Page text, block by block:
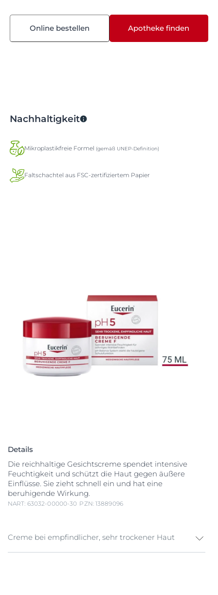
Online bestellen Apotheke finden
Nachhaltigkeit
Mikroplastikfreie Formel (gemäß UNEP-Definition)
Faltschachtel aus FSC-zertifiziertem Papier
Details
Die reichhaltige Gesichtscreme spendet intensive
Feuchtigkeit und schützt die Haut gegen äußere
Einflüsse. Sie zieht schnell ein und hat eine
beruhigende Wirkung.
NART: 63032-00000-30 PZN: 13889096
Creme bei empfindlicher, sehr trockener Haut